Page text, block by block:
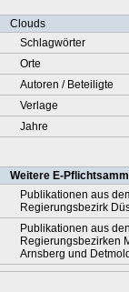
Clouds
Schlagwörter
Orte
Autoren / Beteiligte
Verlage
Jahre
Weitere E-
Publikationen aus
Regierungsbezirk
Publikationen aus den
Regierungsbezirken
Arnsberg und Detmold